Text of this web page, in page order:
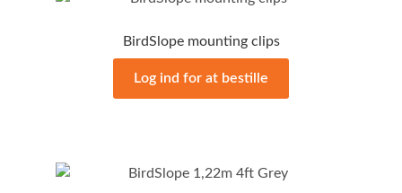
BirdSlope mounting clips
Log ind for at bestille